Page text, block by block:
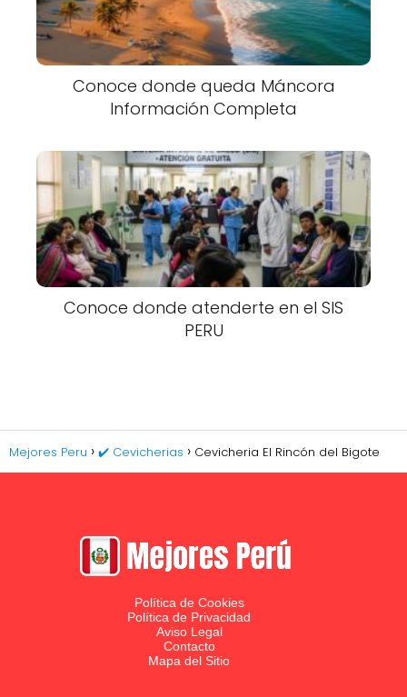
Conoce donde queda Máncora
Información Completa
Conoce donde atenderte en el SIS
PERU
Mejores Peru ✔️ Cevicherias Cevicheria El Rincón del Bigote
Política de Cookies
Política de Privacidad
Aviso Legal
Contacto
Mapa del Sitio